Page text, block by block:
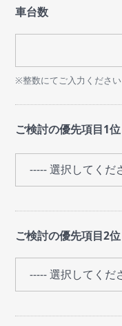
車台数
※整数にてご入力ください
ご検討の優先項目1位
ご検討の優先項目2位